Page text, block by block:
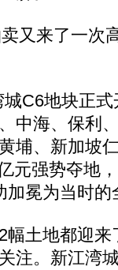
来了一次
C6地块正式
中海、保利
埔、新加坡
元强势夺地
冕为当时
土地都迎
注。新江湾